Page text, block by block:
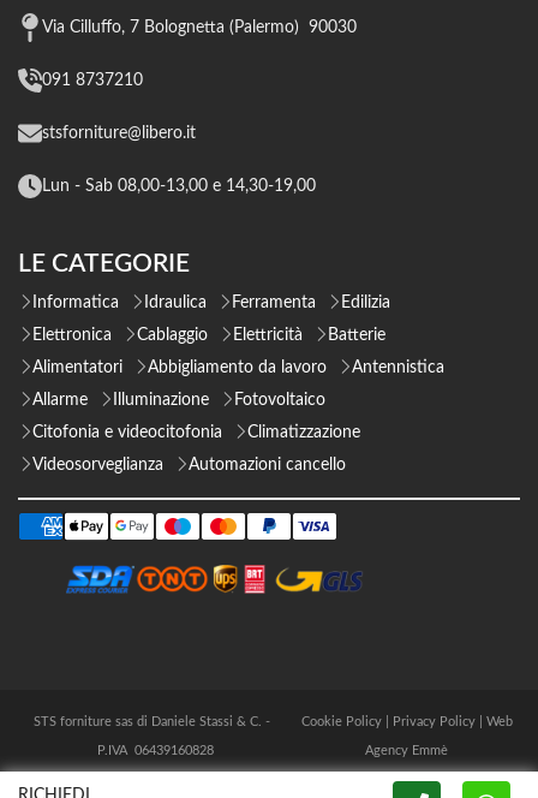
Via Cilluffo, 7 Bolognetta (Palermo) 90030
091 8737210
stsforniture@libero.it
Lun - Sab 08,00-13,00 e 14,30-19,00
LE CATEGORIE
Informatica Idraulica Ferramenta
Edilizia
Elettronica
Cablaggio Elettricità
Batterie
Alimentatori
Abbigliamento da lavoro
Antennistica
Allarme
Illuminazione
Fotovoltaico
Citofonia e videocitofonia
Climatizzazione
Videosorveglianza
Automazioni cancello
STS forniture sas di Daniele Stassi & C. -
P.IVA 06439160828
Cookie Policy| Privacy Policy| Web
Agency Emmè